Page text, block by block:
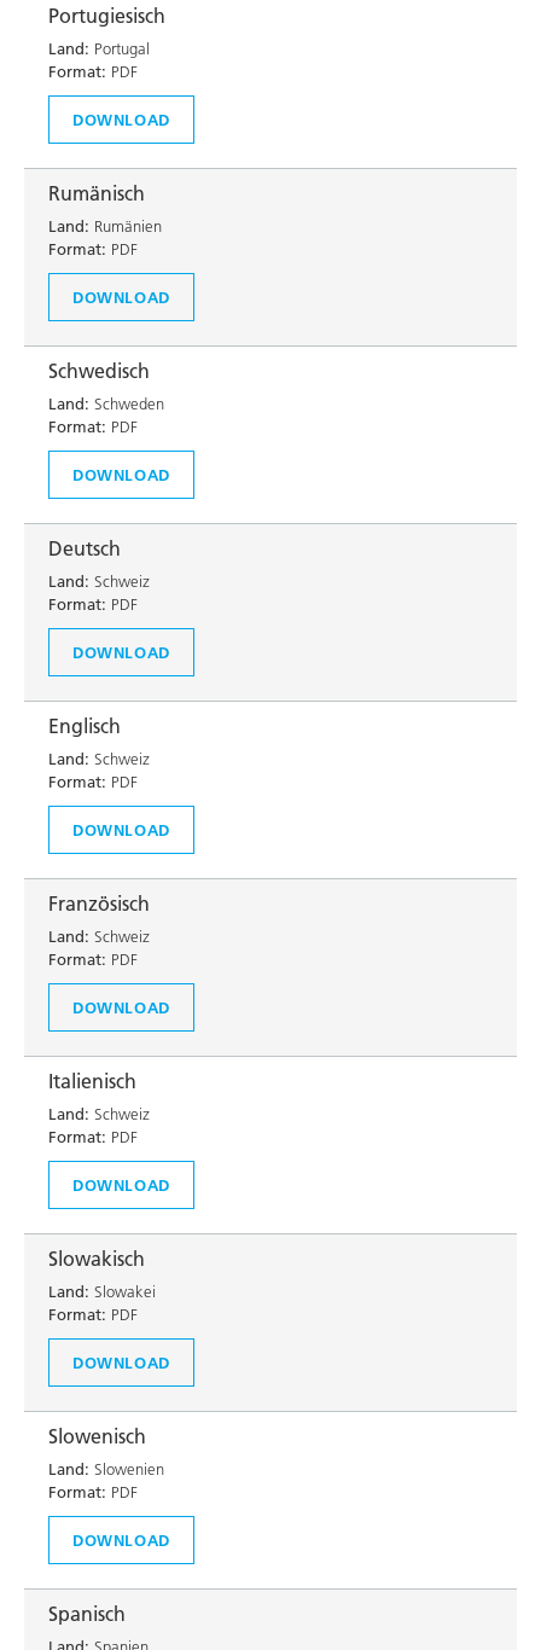
Portugiesisch
Land: Portugal
Format: PDF
DOWNLOAD
Rumänisch
Land: Rumänien
Format: PDF
DOWNLOAD
Schwedisch
Land: Schweden
Format: PDF
DOWNLOAD
Deutsch
Land: Schweiz
Format: PDF
DOWNLOAD
Englisch
Land: Schweiz
Format: PDF
DOWNLOAD
Französisch
Land: Schweiz
Format: PDF
DOWNLOAD
Italienisch
Land: Schweiz
Format: PDF
DOWNLOAD
Slowakisch
Land: Slowakei
Format: PDF
DOWNLOAD
Slowenisch
Land: Slowenien
Format: PDF
DOWNLOAD
Spanisch